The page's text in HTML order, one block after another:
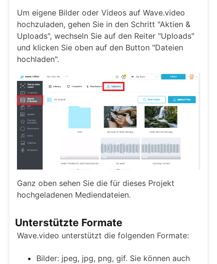
Um eigene Bilder oder Videos auf Wave.video
hochzuladen, gehen Sie in den Schritt "Aktien &
Uploads", wechseln Sie auf den Reiter "Uploads"
und klicken Sie oben auf den Button "Dateien
hochladen".
Ganz oben sehen Sie die für dieses Projekt
hochgeladenen Mediendateien.
Unterstützte Formate
Wave.video unterstützt die folgenden Formate:
Bilder: jpeg, jpg, png, gif. Sie können auch